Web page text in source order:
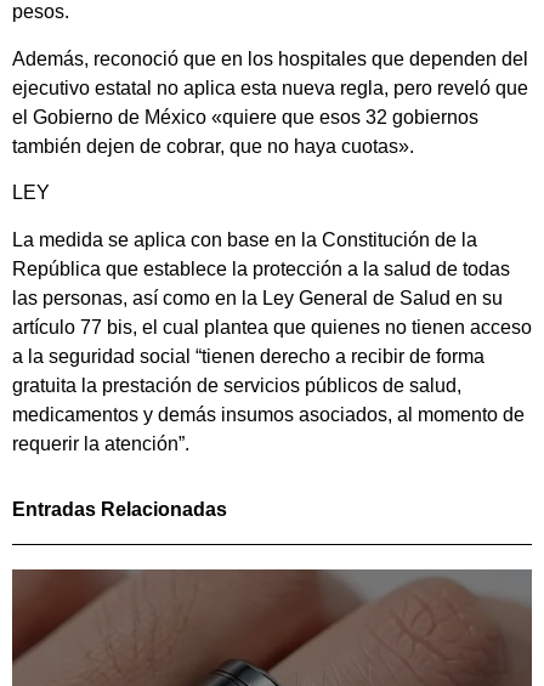
pesos.
Además, reconoció que en los hospitales que dependen del
ejecutivo estatal no aplica esta nueva regla, pero reveló que
el Gobierno de México «quiere que esos 32 gobiernos
también dejen de cobrar, que no haya cuotas».
LEY
La medida se aplica con base en la Constitución de la
República que establece la protección a la salud de todas
las personas, así como en la Ley General de Salud en su
artículo 77 bis, el cual plantea que quienes no tienen acceso
a la seguridad social “tienen derecho a recibir de forma
gratuita la prestación de servicios públicos de salud,
medicamentos y demás insumos asociados, al momento de
requerir la atención”.
Entradas Relacionadas